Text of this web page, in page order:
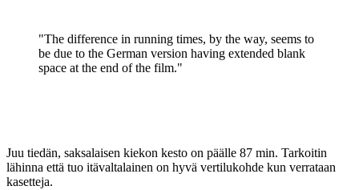
"The difference in running times, by the way, seems to
be due to the German version having extended blank
space at the end of the film."
Juu tiedän, saksalaisen kiekon kesto on päälle 87 min. Tarkoitin
lähinna että tuo itävaltalainen on hyvä vertilukohde kun verrataan
kasetteja.